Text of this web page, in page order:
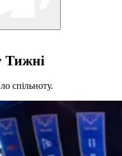
Тижні
спільноту.